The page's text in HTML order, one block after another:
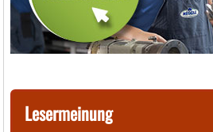
Lesermeinung